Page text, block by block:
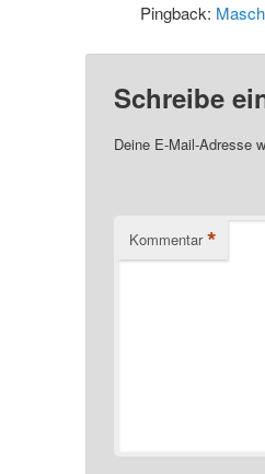
Pingback:
Schreibe
Deine E-Mail-Adresse
Kommentar *